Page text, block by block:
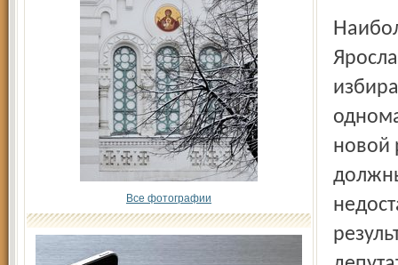
Все фотографии
Наиболее значимыми считались выборы в муниципалитет
новой